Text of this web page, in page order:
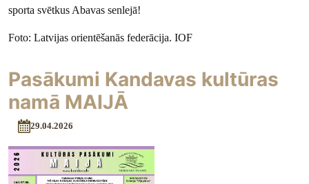
sporta svētkus Abavas senlejā!
Foto: Latvijas orientēšanās federācija. IOF
Pasākumi Kandavas kultūras
namā MAIJĀ
29.04.2026